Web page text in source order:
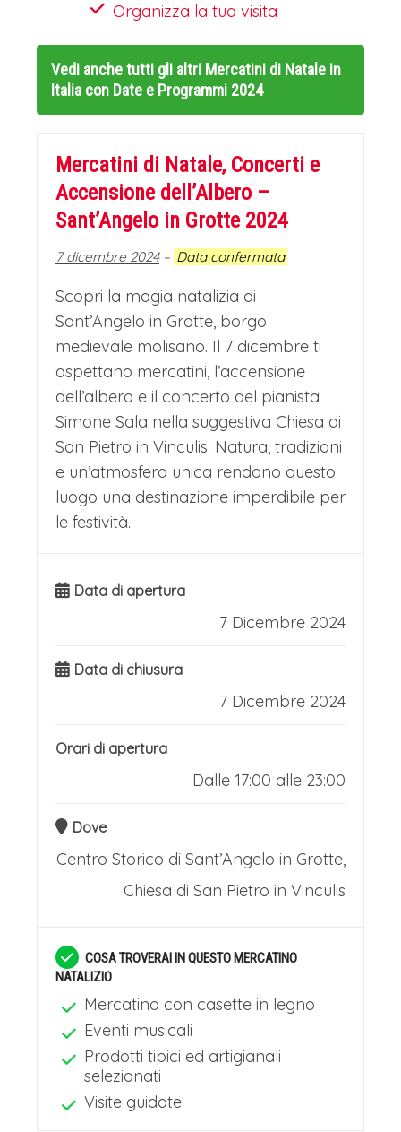
Organizza la tua visita
Vedi anche tutti gli altri Mercatini di Natale in
Italia con Date e Programmi 2024
Mercatini di Natale, Concerti e
Accensione dell’Albero –
Sant’Angelo in Grotte 2024
7 dicembre 2024– Data confermata
Scopri la magia natalizia di
Sant’Angelo in Grotte, borgo
medievale molisano. Il 7 dicembre ti
aspettano mercatini, l’accensione
dell’albero e il concerto del pianista
Simone Sala nella suggestiva Chiesa di
San Pietro in Vinculis. Natura, tradizioni
e un’atmosfera unica rendono questo
luogo una destinazione imperdibile per
le festività.
Data di apertura
7 Dicembre 2024
Data di chiusura
7 Dicembre 2024
Orari di apertura
Dalle 17:00 alle 23:00
Dove
Centro Storico di Sant’Angelo in Grotte,
Chiesa di San Pietro in Vinculis
COSA TROVERAI IN QUESTO MERCATINO
NATALIZIO
Mercatino con casette in legno
Eventi musicali
Prodotti tipici ed artigianali
selezionati
Visite guidate